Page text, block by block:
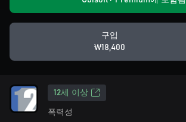
구입
₩18,400
12세 이상
폭력성